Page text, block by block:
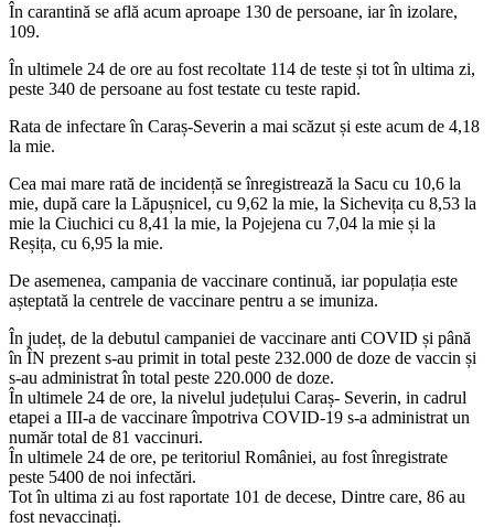
În carantină se află acum aproape 130 de persoane, iar în izolare,
109.
În ultimele 24 de ore au fost recoltate 114 de teste și tot în ultima zi,
peste 340 de persoane au fost testate cu teste rapid.
Rata de infectare în Caraș-Severin a mai scăzut și este acum de 4,18
la mie.
Cea mai mare rată de incidență se înregistrează la Sacu cu 10,6 la
mie, după care la Lăpușnicel, cu 9,62 la mie, la Sichevița cu 8,53 la
mie la Ciuchici cu 8,41 la mie, la Pojejena cu 7,04 la mie și la
Reșița, cu 6,95 la mie.
De asemenea, campania de vaccinare continuă, iar populația este
așteptată la centrele de vaccinare pentru a se imuniza.
În județ, de la debutul campaniei de vaccinare anti COVID și până
în ÎN prezent s-au primit in total peste 232.000 de doze de vaccin și
s-au administrat în total peste 220.000 de doze.
În ultimele 24 de ore, la nivelul județului Caraș- Severin, in cadrul
etapei a III-a de vaccinare împotriva COVID-19 s-a administrat un
număr total de 81 vaccinuri.
În ultimele 24 de ore, pe teritoriul României, au fost înregistrate
peste 5400 de noi infectări.
Tot în ultima zi au fost raportate 101 de decese, Dintre care, 86 au
fost nevaccinați.